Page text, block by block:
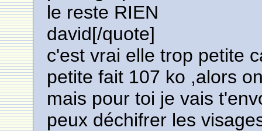
le reste RIEN
david[/quote]
c'est vrai elle trop petite
petite fait 107 ko ,alors
mais pour toi je vais
peux déchifrer les